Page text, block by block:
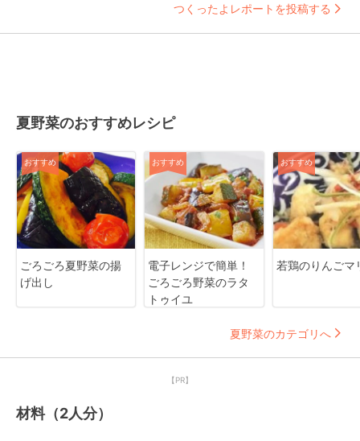
つくったよレポートを投稿する
夏野菜のおすすめレシピ
おすすめ
ごろごろ夏野菜の揚
げ出し
おすすめ
電子レンジで簡単！
ごろごろ野菜のラタ
トゥイユ
おすすめ
若鶏のりんごマ
夏野菜のカテゴリへ
【PR】
材料（2人分）